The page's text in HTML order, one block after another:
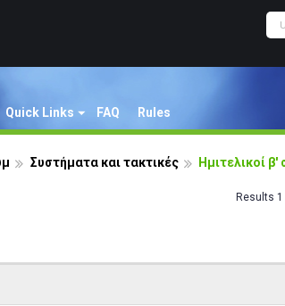
Quick Links FAQ Rules
Συστήματα και τακτικές Ημιτελικοί β'
Results